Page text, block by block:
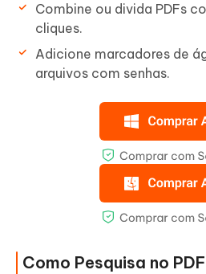
Combine ou divida PDFs
cliques.
Adicione marcadores de
arquivos com senhas.
Como Pesquisa no